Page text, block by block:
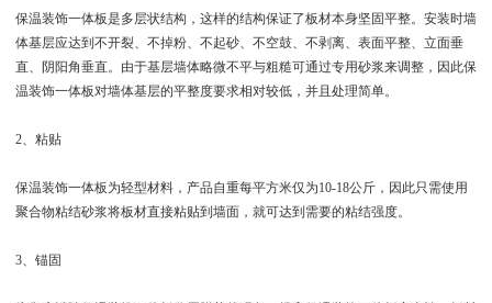
保温装饰一体板是多层状结构，这样的结构保证了板材本身坚固平整。安装时墙
体基层应达到不开裂、不掉粉、不起砂、不空鼓、不剥离、表面平整、立面垂
直、阴阳角垂直。由于基层墙体略微不平与粗糙可通过专用砂浆来调整，因此保
温装饰一体板对墙体基层的平整度要求相对较低，并且处理简单。
2、粘贴
保温装饰一体板为轻型材料，产品自重每平方米仅为10-18公斤，因此只需使用
聚合物粘结砂浆将板材直接粘贴到墙面，就可达到需要的粘结强度。
3、锚固